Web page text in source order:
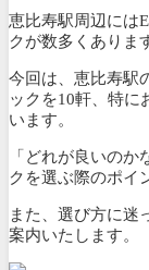
恵比寿駅周辺には
クが数多くありま
今回は、恵比寿駅
ックを10軒、特に
います。
「どれが良いの
クを選ぶ際のポイ
また、選び方に迷
案内いたします。